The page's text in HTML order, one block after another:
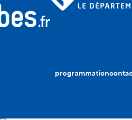
programmation